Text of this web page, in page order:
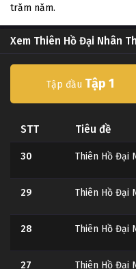
trăm năm.
Xem Thiên Hồ Đại Nhân
Tập đầu Tập 1
STT Tiêu đề
30 Thiên Hồ Đại
29 Thiên Hồ Đại
28 Thiên Hồ Đại
27 Thiên Hồ Đại